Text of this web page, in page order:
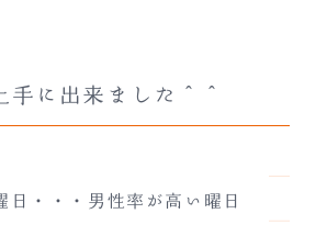
手に出来ました＾＾
日・・・男性率が高い曜日